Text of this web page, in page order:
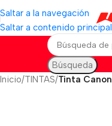
Saltar a la navegación
Saltar a contenido principal
Búsqueda
Inicio TINTAS Tinta Canon